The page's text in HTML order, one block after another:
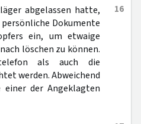
16
abgelassen hatte,
Dokumente
ein, um etwaige
löschen zu können.
als auch die
werden. Abweichend
der Angeklagten